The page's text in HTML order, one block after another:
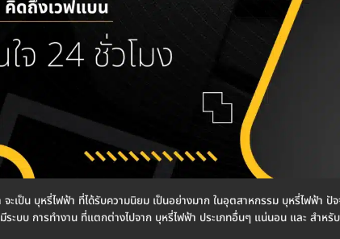
ะเป็น บุหรี่ไฟฟ้า ที่ได้รับความนิยม เป็นอย่างมาก ในอุตสาหกรรม บุหรี่ไฟฟ้า
ะบบ การทำงาน ที่แตกต่างไปจาก บุหรี่ไฟฟ้า ประเภทอื่นๆ แน่นอน และ สำห